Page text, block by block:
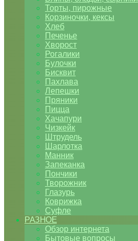
Торты, пирожные
Корзиночки, кексы
Хлеб
Печенье
Хворост
Рогалики
Булочки
Бисквит
Пахлава
Лепешки
Пряники
Пицца
Хачапури
Чизкейк
Штрудель
Шарлотка
Манник
Запеканка
Пончики
Творожник
Глазурь
Коврижка
Суфле
РАЗНОЕ
Обзор интернета
Бытовые вопросы